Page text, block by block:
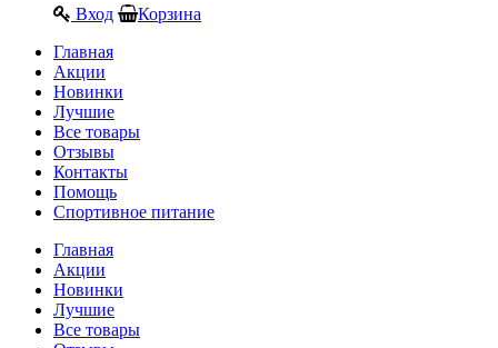
Вход Корзина
Главная
Акции
Новинки
Лучшие
Все товары
Отзывы
Контакты
Помощь
Спортивное питание
Главная
Акции
Новинки
Лучшие
Все товары